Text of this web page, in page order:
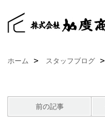
ホーム スタッフブログ
前の記事